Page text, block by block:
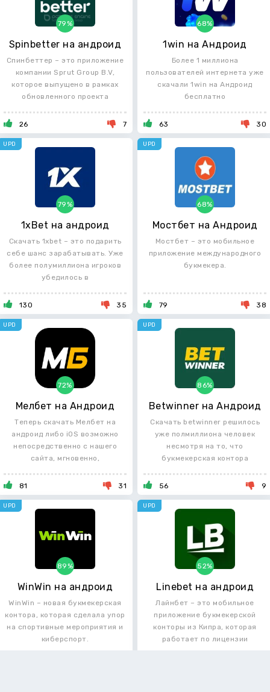
Spinbetter на андроид
79%
Спинбеттер – это приложение
компании Sprut Group B.V,
которое выпущено в рамках
обновленного проекта
26 7
1win на Андроид
68%
Более 1 миллиона
пользователей интернета уже
скачали 1win на Андроид
бесплатно
63 30
1xBet на андроид
79%
Скачать 1xbet – это подарить
себе шанс зарабатывать. Уже
более полумиллиона игроков
убедилось в
130 35
UPD
Мостбет на Андроид
68%
Мостбет – это мобильное
приложение международного
букмекера.
79 38
UPD
Мелбет на Андроид
72%
Теперь скачать Мелбет на
андроид либо iOS возможно
непосредственно с нашего
сайта, мгновенно,
81 31
UPD
Betwinner на Андроид
86%
Скачать betwinner решилось
уже полмиллиона человек
несмотря на то, что
букмекерская контора
56 9
UPD
WinWin на андроид
89%
WinWin – новая букмекерская
контора, которая сделала упор
на спортивные мероприятия и
киберспорт.
UPD
Linebet на андроид
52%
Лайнбет – это мобильное
приложение букмекерской
конторы из Кипра, которая
работает по лицензии
UPD